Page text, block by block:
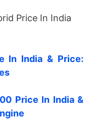
Price In India
In India & Price:
Price In India &